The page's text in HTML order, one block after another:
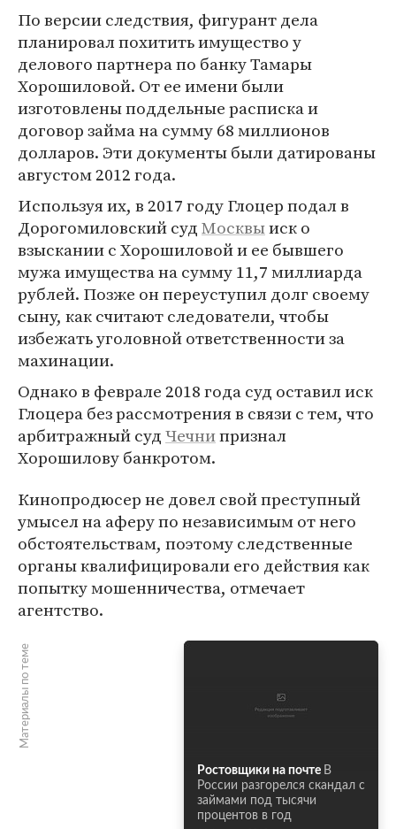
По версии следствия, фигурант дела
планировал похитить имущество у
делового партнера по банку Тамары
Хорошиловой. От ее имени были
изготовлены поддельные расписка и
договор займа на сумму 68 миллионов
долларов. Эти документы были датированы
августом 2012 года.
Используя их, в 2017 году Глоцер подал в
Дорогомиловский судМосквыиск о
взыскании с Хорошиловой и ее бывшего
мужа имущества на сумму 11,7 миллиарда
рублей. Позже он переуступил долг своему
сыну, как считают следователи, чтобы
избежать уголовной ответственности за
махинации.
Однако в феврале 2018 года суд оставил иск
Глоцера без рассмотрения в связи с тем, что
арбитражный судЧечнипризнал
Хорошилову банкротом.
Кинопродюсер не довел свой преступный
умысел на аферу по независимым от него
обстоятельствам, поэтому следственные
органы квалифицировали его действия как
попытку мошенничества, отмечает
агентство.
Материалы по теме
Ростовщики на почте В
России разгорелся скандал с
займами под тысячи
процентов в год